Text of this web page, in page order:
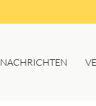
NACHRICHTEN